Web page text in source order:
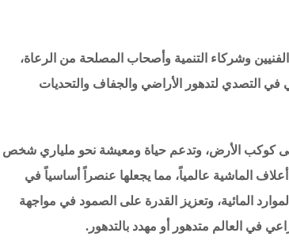
وشركاء التنمية وأصحاب المصلحة من الرعاة،
في التصدي لتدهور الأراضي والجفاف والتحديات
كوكب الأرض، وتدعم حياة ومعيشة نحو ملياري شخص
يقارب 70 في المائة من أعلاف الماشية عالمياً، مما يجعلها عنصراً أساسياً في
المائية، وتعزيز القدرة على الصمود في مواجهة
في العالم متدهور أو مهدد بالتدهور.